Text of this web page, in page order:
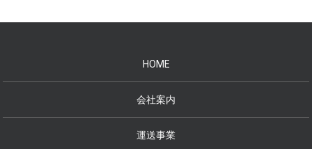
HOME
会社案内
運送事業